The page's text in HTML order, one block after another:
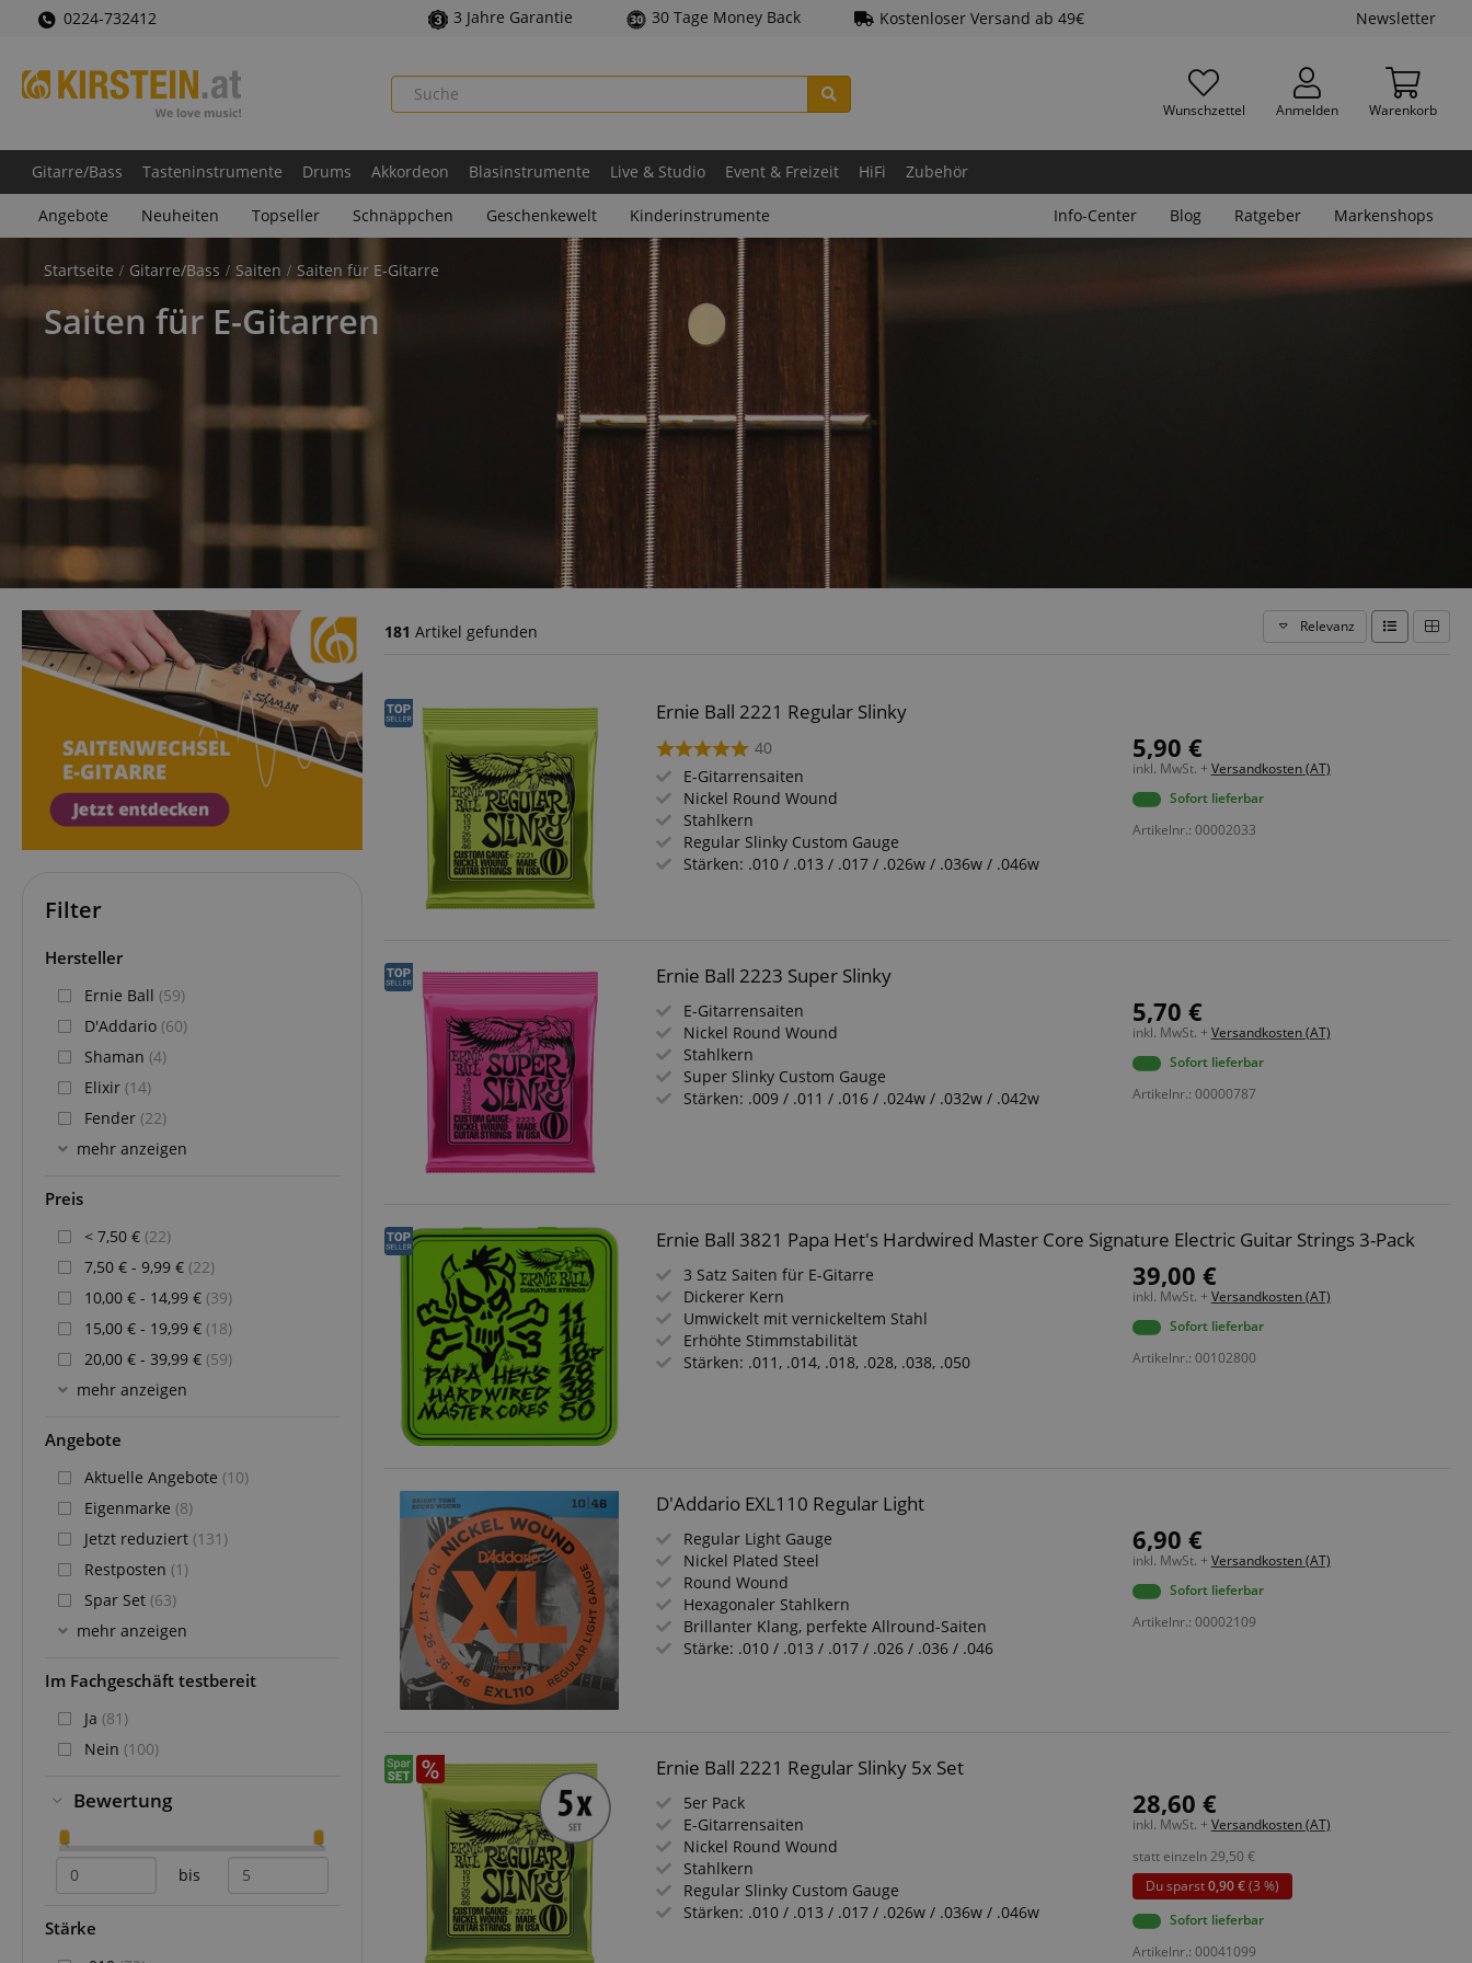
0224-732412 3 Jahre Garantie 30 Tage Money Back Kostenloser Versand ab 49€ Newsletter
Wunschzettel Anmelden Warenkorb
Gitarre/Bass Tasteninstrumente Drums Akkordeon Blasinstrumente Live & Studio Event & Freizeit HiFi Zubehör
Angebote Neuheiten Topseller Schnäppchen Geschenkewelt Kinderinstrumente Info-Center Blog Ratgeber Markenshops
Startseite Gitarre/Bass Saiten Saiten für E-Gitarre
Saiten für E-Gitarren
181 Artikel gefunden Relevanz
Ernie Ball 2221 Regular Slinky
40
E-Gitarrensaiten
Nickel Round Wound
Stahlkern
Regular Slinky Custom Gauge
Stärken: .010 / .013 / .017 / .026w / .036w / .046w
5,90 €
inkl. MwSt. + Versandkosten (AT)
Sofort lieferbar
Artikelnr.: 00002033
Ernie Ball 2223 Super Slinky
E-Gitarrensaiten
Nickel Round Wound
Stahlkern
Super Slinky Custom Gauge
Stärken: .009 / .011 / .016 / .024w / .032w / .042w
5,70 €
inkl. MwSt. + Versandkosten (AT)
Sofort lieferbar
Artikelnr.: 00000787
Ernie Ball 3821 Papa Het's Hardwired Master Core Signature Electric Guitar Strings 3-Pack
3 Satz Saiten für E-Gitarre
Dickerer Kern
Umwickelt mit vernickeltem Stahl
Erhöhte Stimmstabilität
Stärken: .011, .014, .018, .028, .038, .050
39,00 €
inkl. MwSt. + Versandkosten (AT)
Sofort lieferbar
Artikelnr.: 00102800
D'Addario EXL110 Regular Light
Regular Light Gauge
Nickel Plated Steel
Round Wound
Hexagonaler Stahlkern
Brillanter Klang, perfekte Allround-Saiten
Stärke: .010 / .013 / .017 / .026 / .036 / .046
6,90 €
inkl. MwSt. + Versandkosten (AT)
Sofort lieferbar
Artikelnr.: 00002109
Ernie Ball 2221 Regular Slinky 5x Set
5er Pack
E-Gitarrensaiten
Nickel Round Wound
Stahlkern
Regular Slinky Custom Gauge
Stärken: .010 / .013 / .017 / .026w / .036w / .046w
28,60 €
inkl. MwSt. + Versandkosten (AT)
statt einzeln29,50 €
Du sparst0,90 €(3 %)
Sofort lieferbar
Artikelnr.: 00041099
Filter
Hersteller
Ernie Ball (59)
D'Addario (60)
Shaman (4)
Elixir (14)
Fender (22)
mehr anzeigen
Preis
< 7,50 € (22)
7,50 € - 9,99 € (22)
10,00 € - 14,99 € (39)
15,00 € - 19,99 € (18)
20,00 € - 39,99 € (59)
mehr anzeigen
Angebote
Aktuelle Angebote (10)
Eigenmarke (8)
Jetzt reduziert (131)
Restposten (1)
Spar Set (63)
mehr anzeigen
Im Fachgeschäft testbereit
Ja (81)
Nein (100)
Bewertung
bis
Stärke